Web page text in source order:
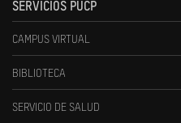
SERVICIOS PUCP
CAMPUS VIRTUAL
BIBLIOTECA
SERVICIO DE SALUD